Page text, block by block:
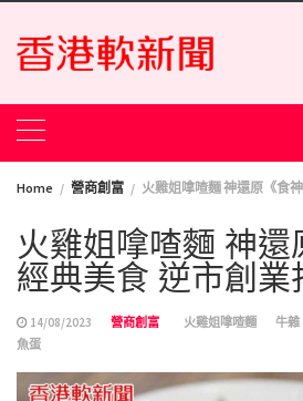
Skip
content
Home 營商創富 火雞姐嗱喳麵 神還原《食
火雞姐嗱喳麵 神還
經典美食 逆市創業
14/08/2023 營商創富 火雞姐嗱喳麵 牛雜
魚蛋